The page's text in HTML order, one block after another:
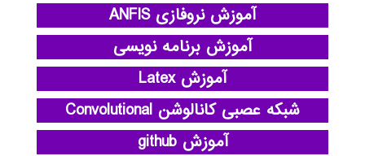
آموزش نروفازی ANFIS
آموزش برنامه نویسی
آموزش Latex
شبکه عصبی کانالوشن Convolutional
آموزش github